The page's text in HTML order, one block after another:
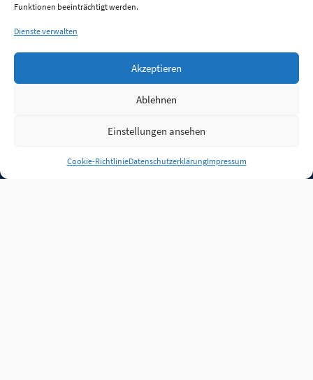
Funktionen beeinträchtigt werden.
Dienste verwalten
Akzeptieren
Ablehnen
Einstellungen ansehen
Cookie-RichtlinieDatenschutzerklärungImpressum
Anmelden
Jobs Partner FAQ Quellen